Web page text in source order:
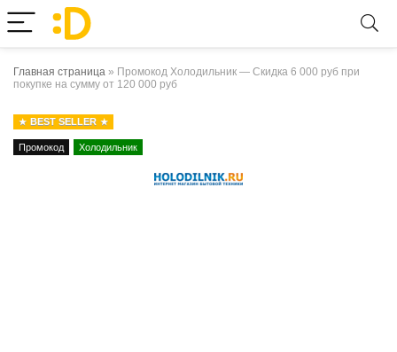
Главная страница » Промокод Холодильник — Скидка 6 000 руб при
покупке на сумму от 120 000 руб
BEST SELLER
Промокод Холодильник